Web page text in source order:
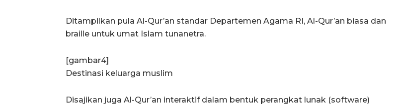
Ditampilkan pula Al-Qur’an standar Departemen Agama RI, Al-Qur’an biasa dan
braille untuk umat Islam tunanetra.
[gambar4]
Destinasi keluarga muslim
Disajikan juga Al-Qur’an interaktif dalam bentuk perangkat lunak (software)